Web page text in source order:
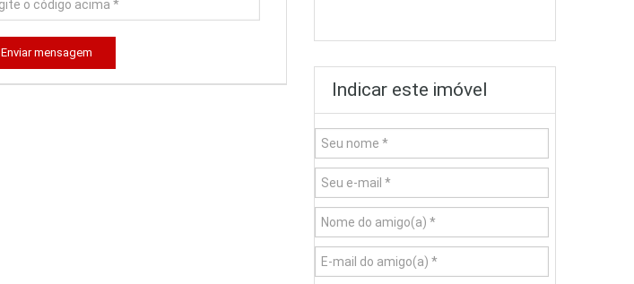
Enviar mensagem
Indicar este imóvel